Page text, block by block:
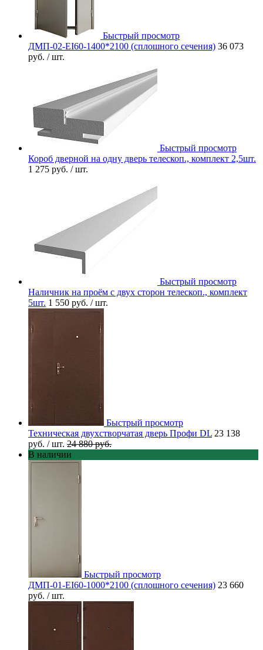
Быстрый просмотр
ДМП-02-EI60-1400*2100 (сплошного сечения) 36 073
руб. / шт.
Быстрый просмотр
Короб дверной на одну дверь телескоп., комплект 2,5шт.
1 275 руб. / шт.
Быстрый просмотр
Наличник на проём с двух сторон телескоп., комплект
5шт. 1 550 руб. / шт.
Быстрый просмотр
Техническая двухстворчатая дверь Профи DL 23 138
руб. / шт. 24 880 руб.
В наличии
Быстрый просмотр
ДМП-01-EI60-1000*2100 (сплошного сечения) 23 660
руб. / шт.